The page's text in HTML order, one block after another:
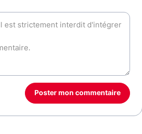
Poster mon commentaire